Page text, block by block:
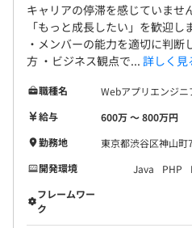
キャリアの停滞を感じていませ
「もっと成長したい」を歓迎
・メンバーの能力を適切に判断
方 ・ビジネス観点で... 詳しく見
職種名
Webアプリエンジ
給与
600万 〜 800万円
勤務地
東京都渋谷区神山町
開発環境
Java PHP
フレームワー
ク